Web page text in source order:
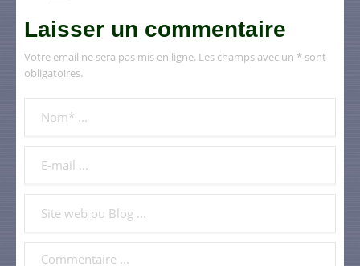
Laisser un commentaire
Votre email ne sera pas mis en ligne. Les champs avec un * sont
obligatoires.